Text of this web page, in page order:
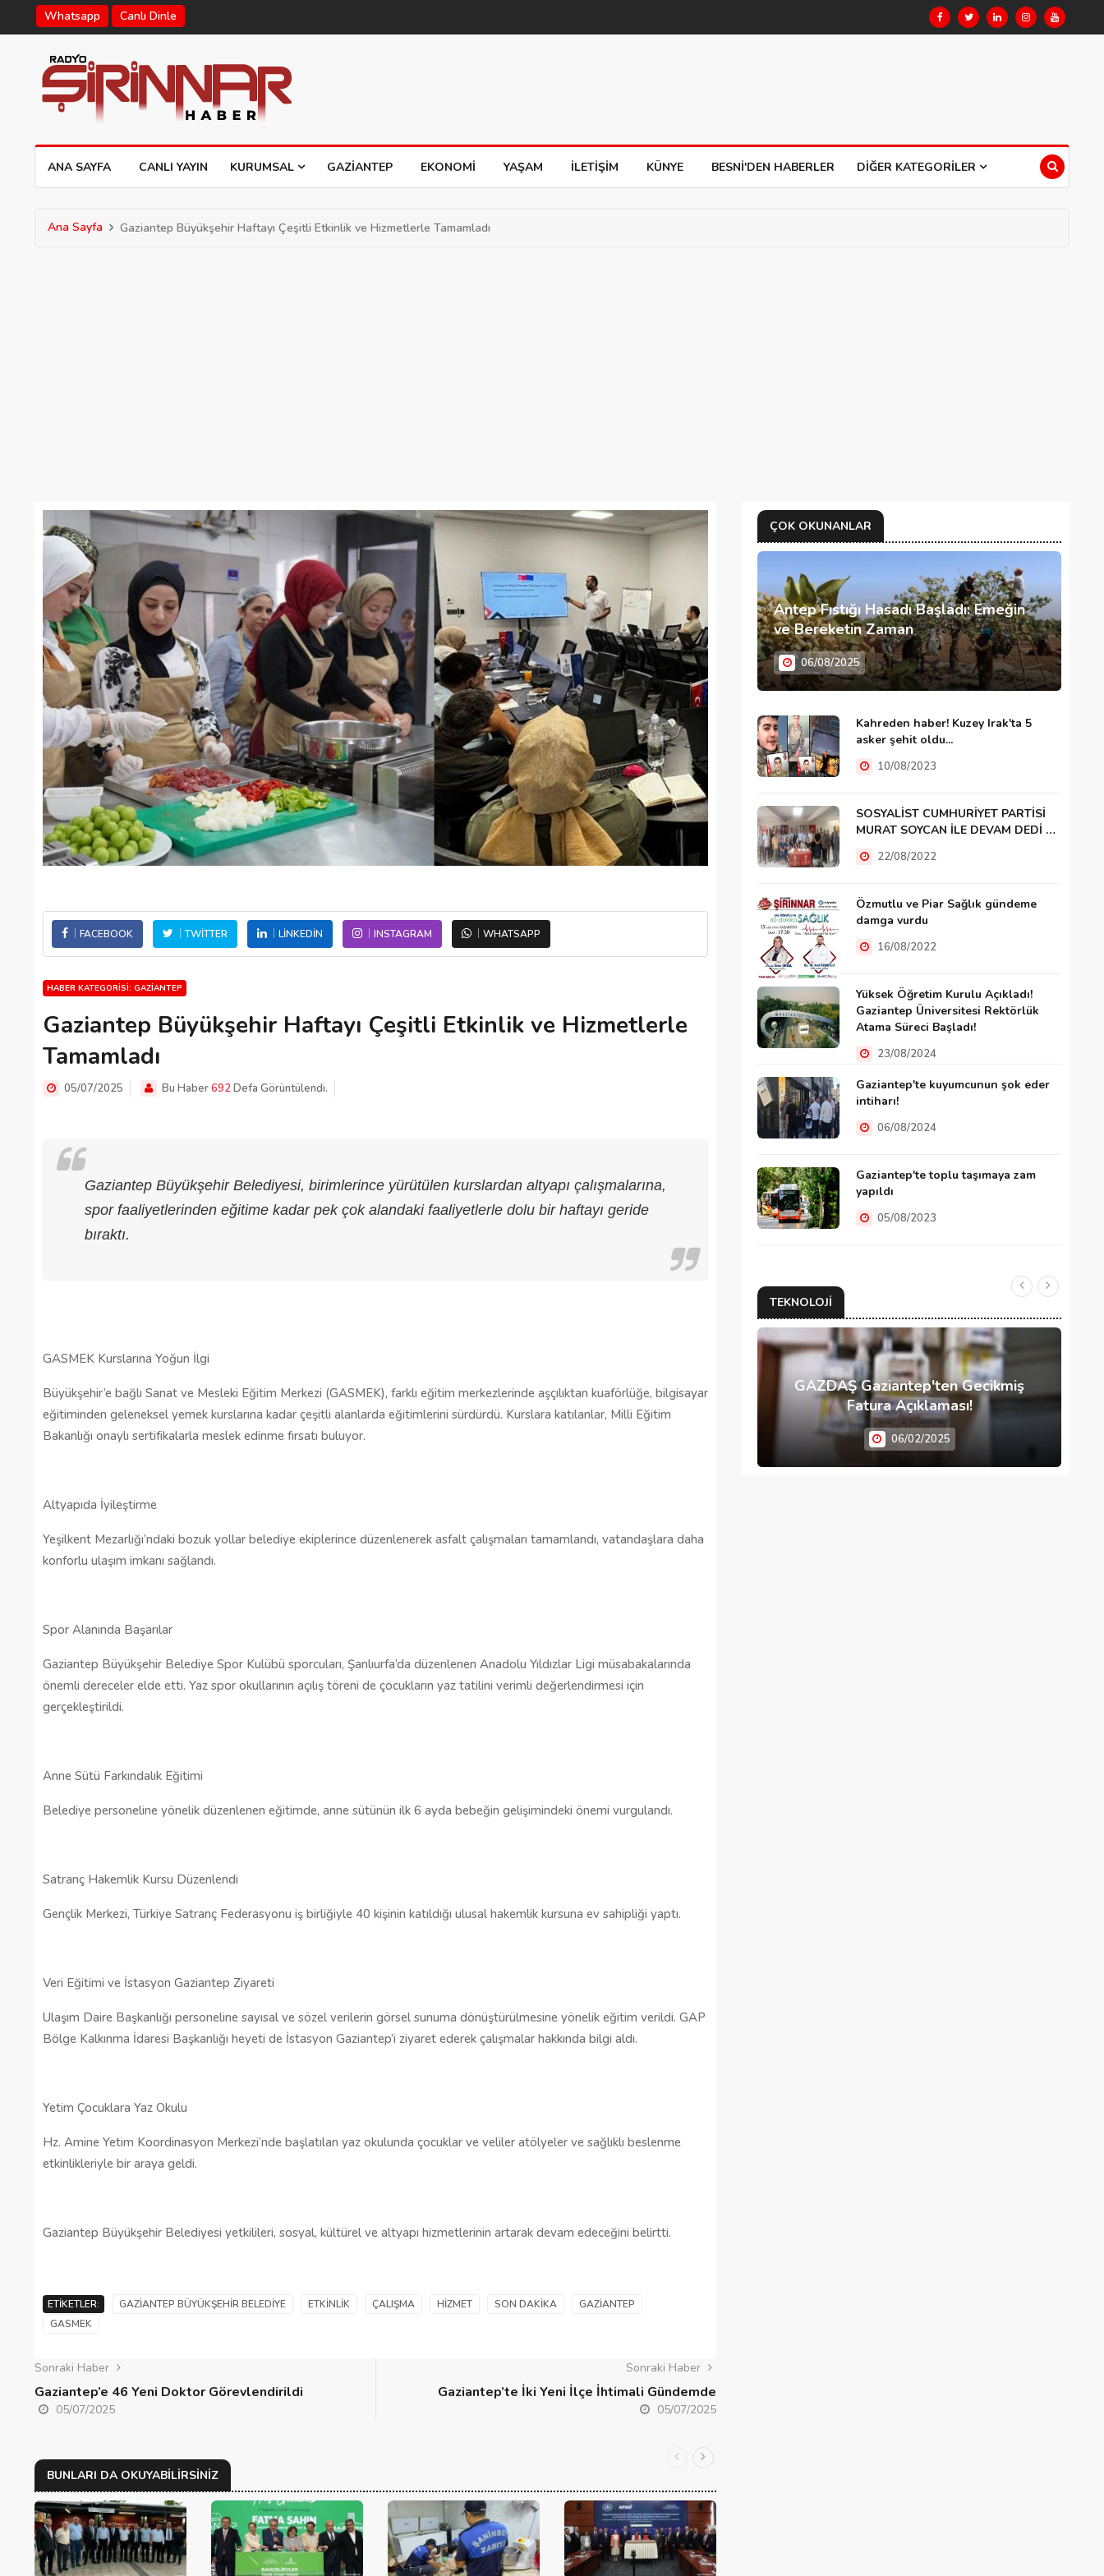
Whatsapp Canlı Dinle
ANA SAYFA CANLI YAYIN KURUMSAL GAZIANTEP EKONOMI YAŞAM İLETIŞIM KÜNYE BESNI'DEN HABERLER DIĞER KATEGORILER
Ana Sayfa Gaziantep Büyükşehir Haftayı Çeşitli Etkinlik ve Hizmetlerle Tamamladı
FACEBOOK TWITTER LINKEDIN INSTAGRAM WHATSAPP
HABER KATEGORISI: GAZIANTEP
Gaziantep Büyükşehir Haftayı Çeşitli Etkinlik ve Hizmetlerle
Tamamladı
05/07/2025 Bu Haber692Defa Görüntülendi.
Gaziantep Büyükşehir Belediyesi, birimlerince yürütülen kurslardan altyapı çalışmalarına,
spor faaliyetlerinden eğitime kadar pek çok alandaki faaliyetlerle dolu bir haftayı geride
bıraktı.
GASMEK Kurslarına Yoğun İlgi
Büyükşehir’e bağlı Sanat ve Mesleki Eğitim Merkezi (GASMEK), farklı eğitim merkezlerinde aşçılıktan kuaförlüğe, bilgisayar
eğitiminden geleneksel yemek kurslarına kadar çeşitli alanlarda eğitimlerini sürdürdü. Kurslara katılanlar, Milli Eğitim
Bakanlığı onaylı sertifikalarla meslek edinme fırsatı buluyor.
Altyapıda İyileştirme
Yeşilkent Mezarlığı’ndaki bozuk yollar belediye ekiplerince düzenlenerek asfalt çalışmaları tamamlandı, vatandaşlara daha
konforlu ulaşım imkanı sağlandı.
Spor Alanında Başarılar
Gaziantep Büyükşehir Belediye Spor Kulübü sporcuları, Şanlıurfa’da düzenlenen Anadolu Yıldızlar Ligi müsabakalarında
önemli dereceler elde etti. Yaz spor okullarının açılış töreni de çocukların yaz tatilini verimli değerlendirmesi için
gerçekleştirildi.
Anne Sütü Farkındalık Eğitimi
Belediye personeline yönelik düzenlenen eğitimde, anne sütünün ilk 6 ayda bebeğin gelişimindeki önemi vurgulandı.
Satranç Hakemlik Kursu Düzenlendi
Gençlik Merkezi, Türkiye Satranç Federasyonu iş birliğiyle 40 kişinin katıldığı ulusal hakemlik kursuna ev sahipliği yaptı.
Veri Eğitimi ve İstasyon Gaziantep Ziyareti
Ulaşım Daire Başkanlığı personeline sayısal ve sözel verilerin görsel sunuma dönüştürülmesine yönelik eğitim verildi. GAP
Bölge Kalkınma İdaresi Başkanlığı heyeti de İstasyon Gaziantep’i ziyaret ederek çalışmalar hakkında bilgi aldı.
Yetim Çocuklara Yaz Okulu
Hz. Amine Yetim Koordinasyon Merkezi’nde başlatılan yaz okulunda çocuklar ve veliler atölyeler ve sağlıklı beslenme
etkinlikleriyle bir araya geldi.
Gaziantep Büyükşehir Belediyesi yetkilileri, sosyal, kültürel ve altyapı hizmetlerinin artarak devam edeceğini belirtti.
ETIKETLER: GAZIANTEP BÜYÜKŞEHIR BELEDIYE ETKINLIK ÇALIŞMA HIZMET SON DAKIKA
GAZIANTEP
GASMEK
Sonraki Haber
Gaziantep’e 46 Yeni Doktor Görevlendirildi
05/07/2025
Sonraki Haber
Gaziantep’te İki Yeni İlçe İhtimali Gündemde
05/07/2025
BUNLARI DA OKUYABILIRSINIZ
ÇOK OKUNANLAR
Antep Fıstığı Hasadı Başladı: Emeğin
ve Bereketin Zaman
06/08/2025
Kahreden haber! Kuzey Irak'ta 5
asker şehit oldu...
10/08/2023
SOSYALİST CUMHURİYET PARTİSİ
MURAT SOYCAN İLE DEVAM DEDİ …
22/08/2022
Özmutlu ve Piar Sağlık gündeme
damga vurdu
16/08/2022
Yüksek Öğretim Kurulu Açıkladı!
Gaziantep Üniversitesi Rektörlük
Atama Süreci Başladı!
23/08/2024
Gaziantep'te kuyumcunun şok eder
intiharı!
06/08/2024
Gaziantep'te toplu taşımaya zam
yapıldı
05/08/2023
TEKNOLOJI
Gaziantep’te Toplu Ulaşım
Ücretlerine Yüzde 70 Zam Geliyor
28/01/2025
Şehitkamil Belediyesi işçi alımı
yapacak, işte şartlar
GAZDAŞ Gaziantep'ten Gecikmiş
Fatura Açıklaması!
06/02/2025